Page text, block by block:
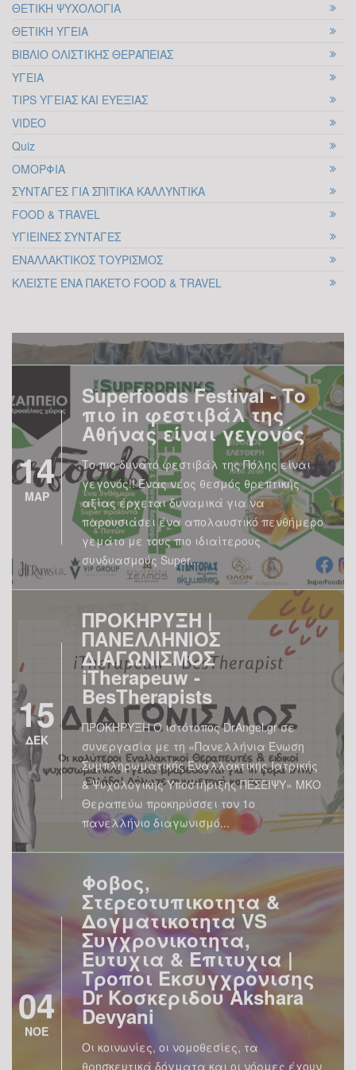
ΘΕΤΙΚΗ ΨΥΧΟΛΟΓΙΑ
ΘΕΤΙΚΗ ΥΓΕΙΑ
ΒΙΒΛΙΟ ΟΛΙΣΤΙΚΗΣ ΘΕΡΑΠΕΙΑΣ
ΥΓΕΙΑ
TIPS ΥΓΕΙΑΣ ΚΑΙ ΕΥΕΞΙΑΣ
VIDEO
Quiz
ΟΜΟΡΦΙΑ
ΣΥΝΤΑΓΕΣ ΓΙΑ ΣΠΙΤΙΚΑ ΚΑΛΛΥΝΤΙΚΑ
FOOD & TRAVEL
ΥΓΙΕΙΝΕΣ ΣΥΝΤΑΓΕΣ
ΕΝΑΛΛΑΚΤΙΚΟΣ ΤΟΥΡΙΣΜΟΣ
ΚΛΕΙΣΤΕ ΕΝΑ ΠΑΚΕΤΟ FOOD & TRAVEL
συμμετοχή σε αυτές παρατηρήθηκε
αρκετά μειωμένη, περίπου στο 50%, σε
05
ΟΚΤ
Πολλές συζητήσεις και σχολιασμοί έχουν
ήθος των πολιτικών και αν τελικά μπορεί
να υπάρξει ηθική στη πολιτική. Θα
αναπτύξω το θέμα ξεκινώντας από το
14
ΜΑΡ
Superfoods Festival - Το
πιο in φεστιβάλ της
Αθήνας είναι γεγονός
Το πιο δυνατό φεστιβάλ της Πόλης είναι
γεγονός!! Ένας νέος θεσμός θρεπτικής
αξίας έρχεται δυναμικά για να
παρουσιάσει ένα απολαυστικό πενθήμερο
γεμάτο με τους πιο ιδιαίτερους
συνδυασμούς Super...
15
ΔΕΚ
ΠΡΟΚΗΡΥΞΗ |
ΠΑΝΕΛΛΗΝΙΟΣ
ΔΙΑΓΩΝΙΣΜΟΣ
iTherapeuw -
BesTherapists
ΠΡΟΚΗΡΥΞΗ Ο ιστότοπος DrAngel.gr σε
συνεργασία με τη «Πανελλήνια Ένωση
Συμπληρωματικής Εναλλακτικής Ιατρικής
& Ψυχολογικής Υποστήριξης ΠΕΣΕΙΨΥ» ΜΚΟ
Θεραπεύω προκηρύσσει τον 1ο
πανελλήνιο διαγωνισμό...
04
ΝΟΕ
Φοβος,
Στερεοτυπικοτητα &
Δογματικοτητα VS
Συγχρονικοτητα,
Ευτυχια & Επιτυχια |
Τροποι Εκσυγχρονισης
Dr Κοσκεριδου Akshara
Devyani
Οι κοινωνίες, οι νομοθεσίες, τα
θρησκευτικά δόγματα και οι νόρμες έχουν
δομηθεί και διαμορφωθεί ανάλογα με τις